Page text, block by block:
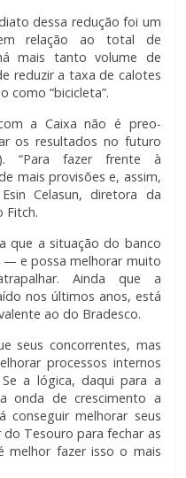
dessa redução foi um
relação ao total de
mais tanto volume de
reduzir a taxa de calotes
como “bicicleta”.
a Caixa não é preo­
os resultados no futuro
“Para fazer frente à
mais provisões e, assim,
Celasun, diretora da
Fitch.
que a situação do banco
— e possa melhorar muito
Ainda que a
nos últimos anos, está
ao do Bradesco.
seus concorrentes, mas
processos internos
a lógica, daqui para a
onda de crescimento a
conseguir melhorar seus
Tesouro para fechar as
melhor fazer isso o mais